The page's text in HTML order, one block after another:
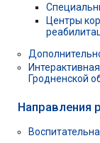
Центры
Гродненской
Направления